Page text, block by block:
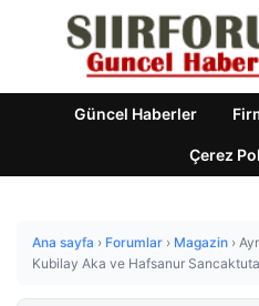
Güncel Haberler
Çerez
Ana sayfa › Forumlar › Magazin ›
Kubilay Aka ve Hafsanur